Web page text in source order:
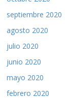
septiembre 2020
agosto 2020
julio 2020
junio 2020
mayo 2020
febrero 2020